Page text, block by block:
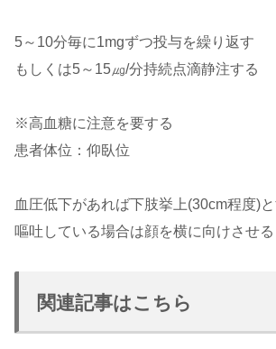
5～10分毎に1mgずつ投与を繰り返す
もしくは5～15㎍/分持続点滴静注する
※高血糖に注意を要する
患者体位：仰臥位
血圧低下があれば下肢挙上(30cm程度)
嘔吐している場合は顔を横に向けさせる
関連記事はこちら